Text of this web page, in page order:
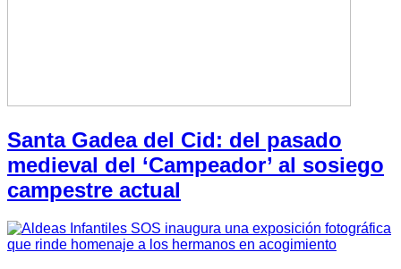
Santa Gadea del Cid: del pasado
medieval del ‘Campeador’ al sosiego
campestre actual